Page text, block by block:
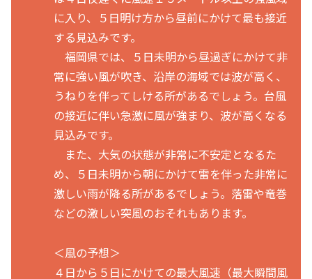
に入り、５日明け方から昼前にかけて最も接近
する見込みです。
福岡県では、５日未明から昼過ぎにかけて非
常に強い風が吹き、沿岸の海域では波が高く、
うねりを伴ってしける所があるでしょう。台風
の接近に伴い急激に風が強まり、波が高くなる
見込みです。
また、大気の状態が非常に不安定となるた
め、５日未明から朝にかけて雷を伴った非常に
激しい雨が降る所があるでしょう。落雷や竜巻
などの激しい突風のおそれもあります。
＜風の予想＞
４日から５日にかけての最大風速（最大瞬間風